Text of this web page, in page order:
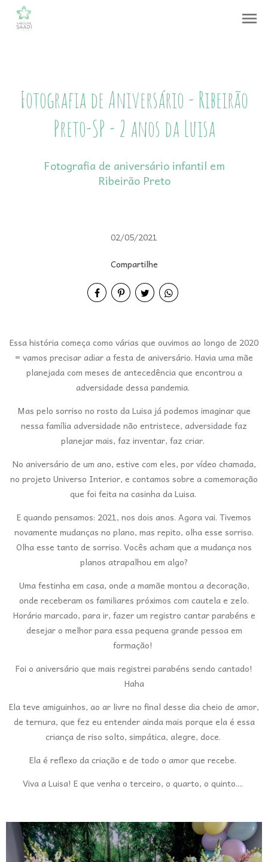
menu
Fotografia de Aniversário - Ribeirão
Preto-SP - 2 anos da Luisa
Fotografia de aniversário infantil em
Ribeirão Preto
02/05/2021
Compartilhe
Essa história começa como várias que ouvimos ao longo de 2020
= vamos precisar adiar a festa de aniversário. Havia uma mãe
planejada com meses de antecedência que encontrou a
adversidade dessa pandemia.
Mas pelo sorriso no rosto da Luisa já podemos imaginar que
nessa família adversidade não entristece, adversidade faz
planejar mais, faz inventar, faz criar.
No aniversário de um ano, estive com eles, por vídeo chamada,
no projeto Universo Interior, e contamos sobre a comemoração
que foi feita na casinha da Luisa.
E quando pensamos: 2021, nos dois anos. Agora vai. Tivemos
novamente mudanças no plano, mas repito, olha esse sorriso.
Olha esse tanto de sorriso. Vocês acham que a mudança nos
planos atrapalhou em algo?
Uma festinha em casa, onde a mamãe montou a decoração,
onde receberam os familiares próximos com cautela e zelo.
Horário marcado, para ir, fazer um registro cantar parabéns e
desejar o melhor para essa pequena grande pessoa em
formação!
Foi o aniversário que mais registrei parabéns sendo cantado!
Haha
Ela teve amiguinhos, ao ar livre no final desse dia cheio de amor,
de ternura, que fez eu entender ainda mais porque ela é essa
criança de riso solto, simpática, alegre, doce.
Ela é reflexo da criação e de todo o amor que recebe.
Viva a Luisa! E que venha o terceiro, o quarto, o quinto....